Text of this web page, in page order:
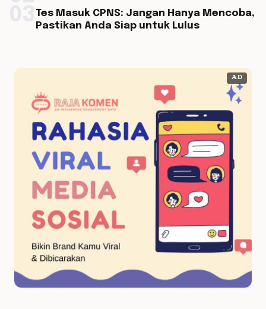
Tes Masuk CPNS: Jangan Hanya Mencoba,
Pastikan Anda Siap untuk Lulus
AD